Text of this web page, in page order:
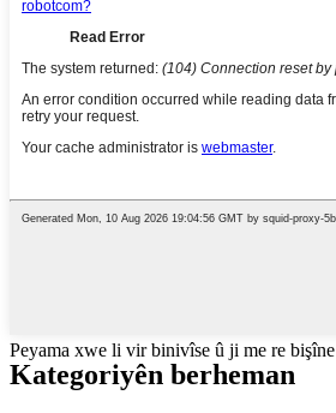
Peyama xwe li vir binivîse û ji me re bişîne
Kategoriyên berheman